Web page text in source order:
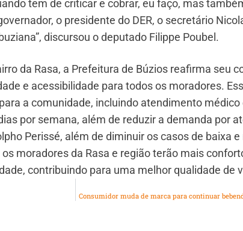
tem de criticar e cobrar, eu faço, mas
o presidente do DER, o secretário
discursou o deputado Filippe Poubel.
da Rasa, a Prefeitura de Búzios reafirma seu
e acessibilidade para todos os moradores.
a comunidade, incluindo atendimento médico
por semana, além de reduzir a demanda por
Perissé, além de diminuir os casos de baixa e
moradores da Rasa e região terão mais
contribuindo para uma melhor qualidade de
Consumidor muda de marca para continuar